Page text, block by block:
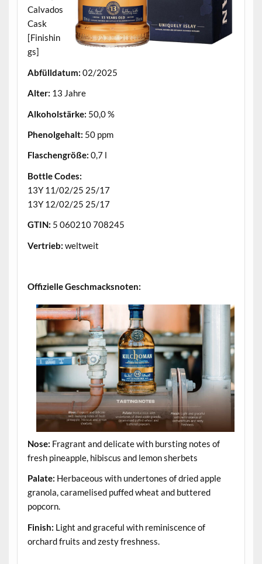
Calvados
Cask
[Finishin
gs]
Abfülldatum: 02/2025
Alter: 13 Jahre
Alkoholstärke: 50,0 %
Phenolgehalt: 50 ppm
Flaschengröße: 0,7 l
Bottle Codes:
13Y 11/02/25 25/17
13Y 12/02/25 25/17
GTIN: 5 060210 708245
Vertrieb: weltweit
Offizielle Geschmacksnoten:
Nose: Fragrant and delicate with bursting notes of
fresh pineapple, hibiscus and lemon sherbets
Palate: Herbaceous with undertones of dried apple
granola, caramelised puffed wheat and buttered
popcorn.
Finish: Light and graceful with reminiscence of
orchard fruits and zesty freshness.